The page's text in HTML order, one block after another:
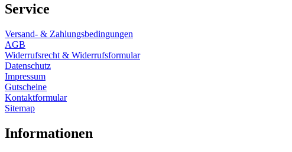
Service
Versand- & Zahlungsbedingungen
AGB
Widerrufsrecht & Widerrufsformular
Datenschutz
Impressum
Gutscheine
Kontaktformular
Sitemap
Informationen